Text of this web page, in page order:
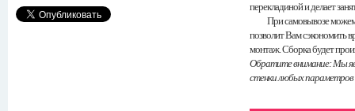
перекладиной и делает
При самовывозе можем
позволит Вам сэкономить
монтаж. Сборка будет
Обратите внимание: Мы
стенки любых параметров